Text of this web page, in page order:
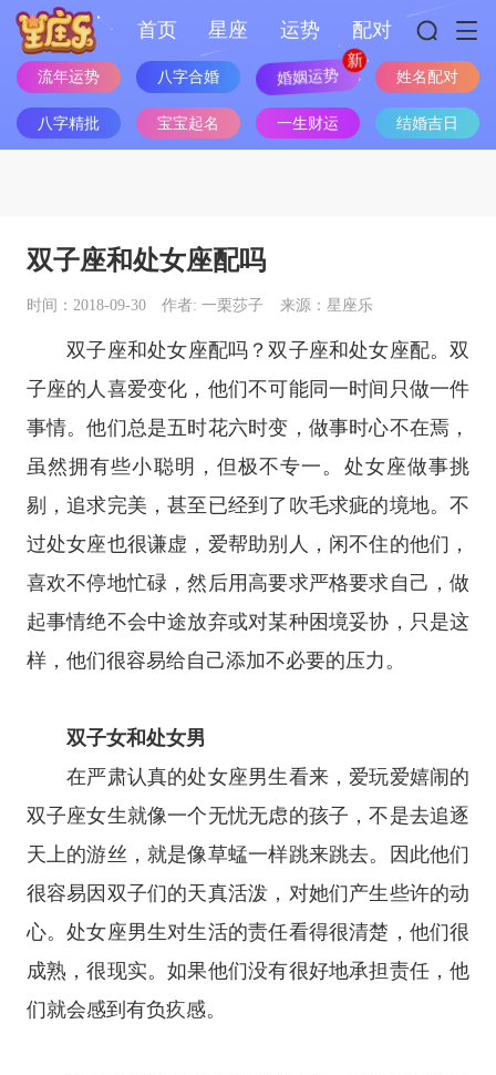
首页 星座 运势 配对
流年运势 八字合婚 婚姻运势 姓名配对
八字精批 宝宝起名 一生财运 结婚吉日
双子座和处女座配吗
时间：2018-09-30 作者: 一栗莎子 来源：星座乐
双子座和处女座配吗？双子座和处女座配。双
子座的人喜爱变化，他们不可能同一时间只做一件
事情。他们总是五时花六时变，做事时心不在焉，
虽然拥有些小聪明，但极不专一。处女座做事挑
剔，追求完美，甚至已经到了吹毛求疵的境地。不
过处女座也很谦虚，爱帮助别人，闲不住的他们，
喜欢不停地忙碌，然后用高要求严格要求自己，做
起事情绝不会中途放弃或对某种困境妥协，只是这
样，他们很容易给自己添加不必要的压力。
双子女和处女男
在严肃认真的处女座男生看来，爱玩爱嬉闹的
双子座女生就像一个无忧无虑的孩子，不是去追逐
天上的游丝，就是像草蜢一样跳来跳去。因此他们
很容易因双子们的天真活泼，对她们产生些许的动
心。处女座男生对生活的责任看得很清楚，他们很
成熟，很现实。如果他们没有很好地承担责任，他
们就会感到有负疚感。